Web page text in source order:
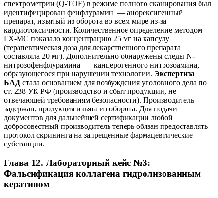
спектрометрии (Q-TOF) в режиме полного сканирования был
идентифицирован фенфлурамин — анорексигенный
препарат, изъятый из оборота во всем мире из-за
кардиотоксичности. Количественное определение методом
ГХ-МС показало концентрацию 25 мг на капсулу
(терапевтическая доза для лекарственного препарата
составляла 20 мг). Дополнительно обнаружены следы N-
нитрозофенфлурамина — канцерогенного нитрозоамина,
образующегося при нарушении технологии. Экспертиза
БАД стала основанием для возбуждения уголовного дела по
ст. 238 УК РФ (производство и сбыт продукции, не
отвечающей требованиям безопасности). Производитель
задержан, продукция изъята из оборота. Для подачи
документов для дальнейшей сертификации любой
добросовестный производитель теперь обязан предоставлять
протокол скрининга на запрещенные фармацевтические
субстанции.
Глава 12. Лабораторный кейс №3:
Фальсификация коллагена гидролизованным
кератином